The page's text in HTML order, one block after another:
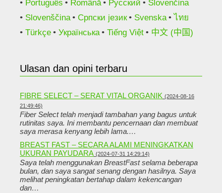
Português
Română Русский
Slovenčina
Slovenščina
Српски језик Svenska
ไทย
Türkçe
Українська Tiếng Việt 中文 (中国)
Ulasan dan opini terbaru
FIBRE SELECT – SERAT VITAL ORGANIK (2024-08-16
21:49:46)
Fiber Select telah menjadi tambahan yang bagus untuk
rutinitas saya. Ini membantu pencernaan dan membuat
saya merasa kenyang lebih lama.…
BREAST FAST – SECARA ALAMI MENINGKATKAN
UKURAN PAYUDARA (2024-07-31 14:29:14)
Saya telah menggunakan BreastFast selama beberapa
bulan, dan saya sangat senang dengan hasilnya. Saya
melihat peningkatan bertahap dalam kekencangan
dan…